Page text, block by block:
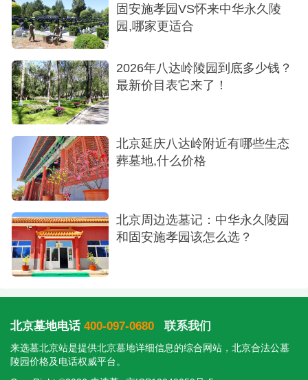
固安施孝园VS怀来中华永久陵
园,哪家更适合
2026年八达岭陵园到底多少钱？
最新价目表它来了！
北京延庆八达岭附近有哪些生态
葬墓地,什么价格
北京周边选墓记：中华永久陵园
和固安施孝园该怎么选？
北京墓地电话 400-097-0680 联系我们
来选墓北京站是提供北京墓地详细信息的综合网站，北京合法公墓
陵园价格及电话权威平台。